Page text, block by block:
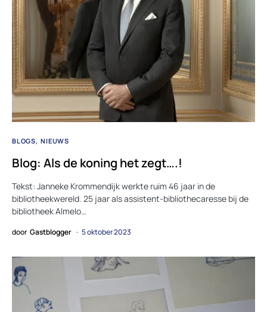
BLOGS NIEUWS
Blog: Als de koning het zegt….!
Tekst: Janneke Krommendijk werkte ruim 46 jaar in de
bibliotheekwereld. 25 jaar als assistent-bibliothecaresse bij de
bibliotheek Almelo…
door Gastblogger 5 oktober 2023